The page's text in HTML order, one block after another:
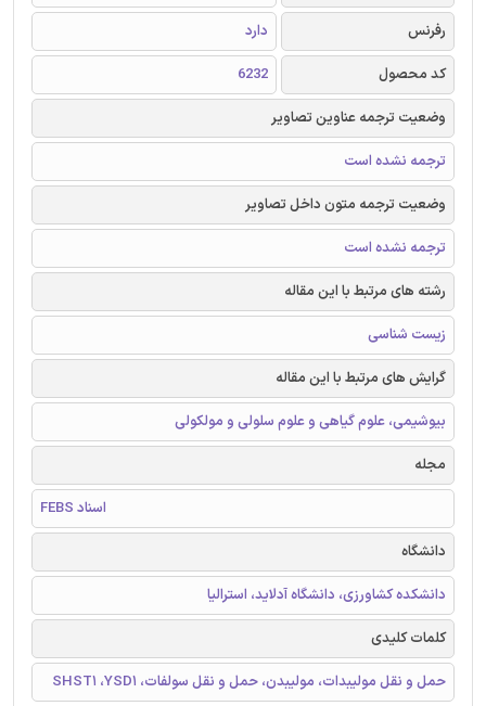
رفرنس
دارد
کد محصول
6232
وضعیت ترجمه عناوین تصاویر
ترجمه نشده است
وضعیت ترجمه متون داخل تصاویر
ترجمه نشده است
رشته های مرتبط با این مقاله
زیست شناسی
گرایش های مرتبط با این مقاله
بیوشیمی، علوم گیاهی و علوم سلولی و مولکولی
مجله
FEBS اسناد
دانشگاه
دانشکده کشاورزی، دانشگاه آدلاید، استرالیا
کلمات کلیدی
حمل و نقل مولیبدات، مولیبدن، حمل و نقل سولفات، SHST1 ،YSD1